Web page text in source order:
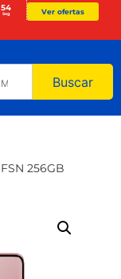
53
Seg Ver ofertas
Buscar
256GB